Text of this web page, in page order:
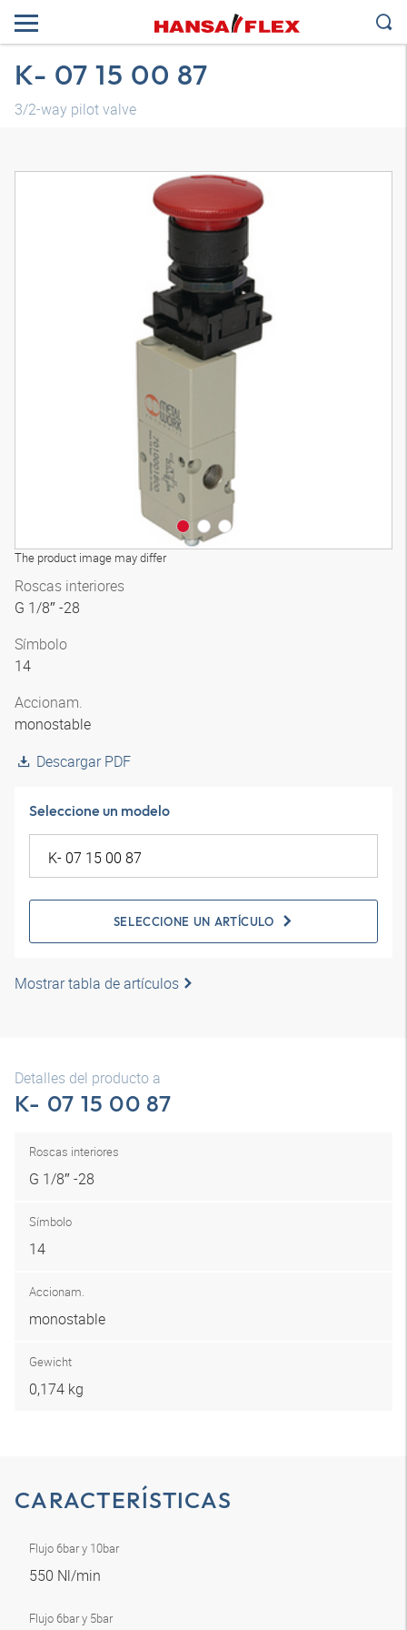
K- 07 15 00 87
3/2-way pilot valve
The product image may differ
Modelo 3D
Roscas interiores
G 1/8″ -28
Símbolo
14
Accionam.
monostable
Descargar PDF
Seleccione un modelo
SELECCIONE UN ARTÍCULO
Mostrar tabla de artículos
Detalles del producto a
K- 07 15 00 87
Roscas interiores
G 1/8″ -28
Símbolo
14
Accionam.
monostable
Gewicht
0,174 kg
CARACTERÍSTICAS
Flujo 6bar y 10bar
550 Nl/min
Flujo 6bar y 5bar